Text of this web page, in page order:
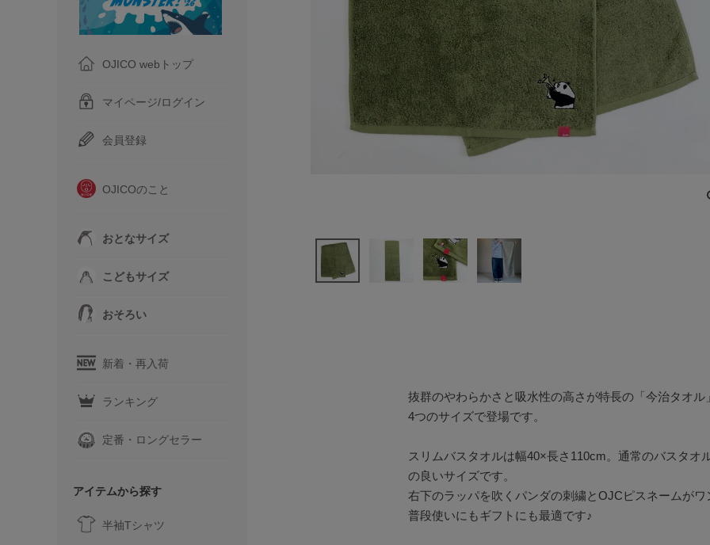
OJICO webトップ
マイページ/ログイン
会員登録
OJICOのこと
おとなサイズ
こどもサイズ
おそろい
新着・再入荷
ランキング
定番・ロングセラー
アイテムから探す
半袖Tシャツ
抜群のやわらかさと吸水性の高さが特長の「今治タオル
4つのサイズで登場です。
スリムバスタオルは幅40×長さ110cm。通常のバスタオ
の良いサイズです。
右下のラッパを吹くパンダの刺繍とOJCピスネームがワ
普段使いにもギフトにも最適です♪